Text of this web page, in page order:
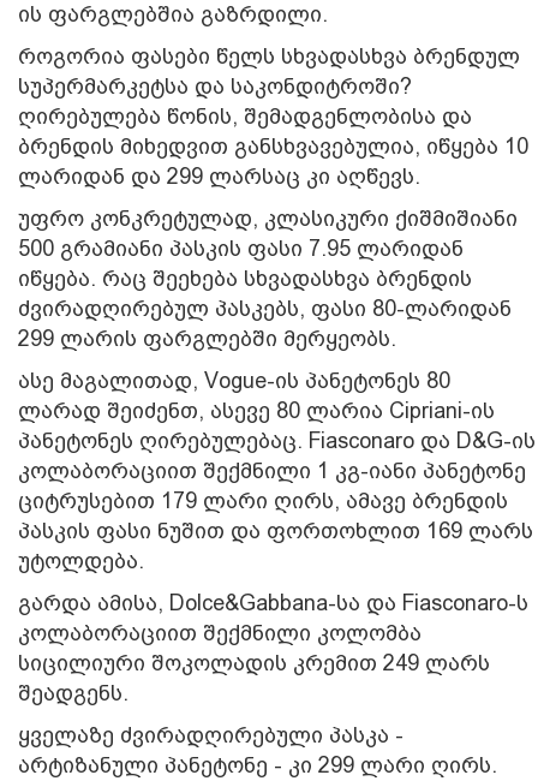
ის ფარგლებშია გაზრდილი.
როგორია ფასები წელს სხვადასხვა ბრენდულ
სუპერმარკეტსა და საკონდიტროში?
ღირებულება წონის, შემადგენლობისა და
ბრენდის მიხედვით განსხვავებულია, იწყება 10
ლარიდან და 299 ლარსაც კი აღწევს.
უფრო კონკრეტულად, კლასიკური ქიშმიშიანი
500 გრამიანი პასკის ფასი 7.95 ლარიდან
იწყება. რაც შეეხება სხვადასხვა ბრენდის
ძვირადღირებულ პასკებს, ფასი 80-ლარიდან
299 ლარის ფარგლებში მერყეობს.
ასე მაგალითად, Vogue-ის პანეტონეს 80
ლარად შეიძენთ, ასევე 80 ლარია Cipriani-ის
პანეტონეს ღირებულებაც. Fiasconaro და D&G-ის
კოლაბორაციით შექმნილი 1 კგ-იანი პანეტონე
ციტრუსებით 179 ლარი ღირს, ამავე ბრენდის
პასკის ფასი ნუშით და ფორთოხლით 169 ლარს
უტოლდება.
გარდა ამისა, Dolce&Gabbana-სა და Fiasconaro-ს
კოლაბორაციით შექმნილი კოლომბა
სიცილიური შოკოლადის კრემით 249 ლარს
შეადგენს.
ყველაზე ძვირადღირებული პასკა -
არტიზანული პანეტონე - კი 299 ლარი ღირს.